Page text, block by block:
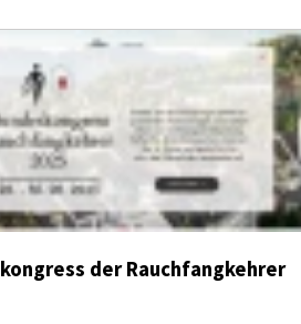
der Rauchfangkehrer